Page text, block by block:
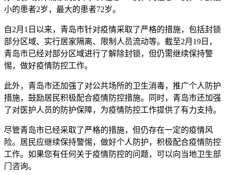
小的患者2岁，最大的患者72岁。
自2月1日以来，青岛市针对疫情采取了严格的措施，包括封锁
部分区域、实行居家隔离、限制人员流动等。截至2月19日，
青岛市已经对部分区域进行了解除封锁，但仍需继续保持警
惕，做好疫情防控工作。
此外，青岛市还加强了对公共场所的卫生消毒，推广个人防护
措施，鼓励居民积极配合疫情防控措施。同时，青岛市还加强
了对医护人员的防护保障，为疫情防控工作提供了有力支持。
尽管青岛市已经采取了严格的措施，但仍存在一定的疫情风
险。居民应继续保持警惕，做好个人防护，积极配合疫情防控
工作。如果您有任何关于疫情防控的问题，可以向当地卫生部
门咨询。